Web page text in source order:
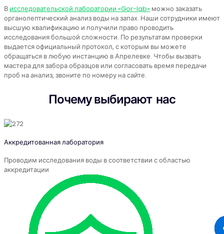
В исследовательской лаборатории «Gor-lab» можно заказать
органолептический анализ воды на запах. Наши сотрудники имеют
высшую квалификацию и получили право проводить
исследования большой сложности. По результатам проверки
выдается официальный протокол, с которым вы можете
обращаться в любую инстанцию в Апрелевке. Чтобы вызвать
мастера для забора образцов или согласовать время передачи
проб на анализ, звоните по номеру на сайте.
Почему выбирают нас
Аккредитованная лаборатория
Проводим исследования воды в соответствии с областью
аккредитации